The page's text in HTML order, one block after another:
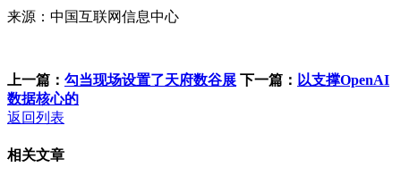
来源：中国互联网信息中心
上一篇： 勾当现场设置了天府数谷展 下一篇： 以支撑OpenAI
数据核心的
返回列表
相关文章